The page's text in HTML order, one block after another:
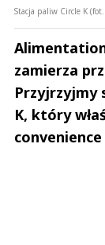
Stacja paliw Circle K
Alimentation
zamierza
Przyjrzyjmy
K, który